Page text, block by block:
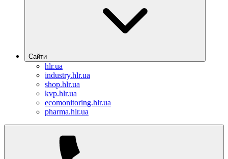
Сайти
hlr.ua
industry.hlr.ua
shop.hlr.ua
kvp.hlr.ua
ecomonitoring.hlr.ua
pharma.hlr.ua